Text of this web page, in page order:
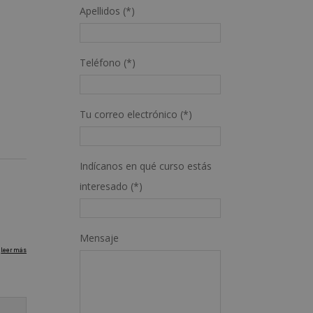
Apellidos (*)
Teléfono (*)
Tu correo electrónico (*)
Indícanos en qué curso estás
interesado (*)
Mensaje